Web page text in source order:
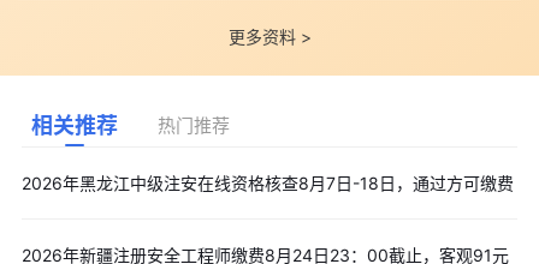
更多资料 >
相关推荐 热门推荐
2026年黑龙江中级注安在线资格核查8月7日-18日，通过方可缴费
2026年新疆注册安全工程师缴费8月24日23：00截止，客观91元